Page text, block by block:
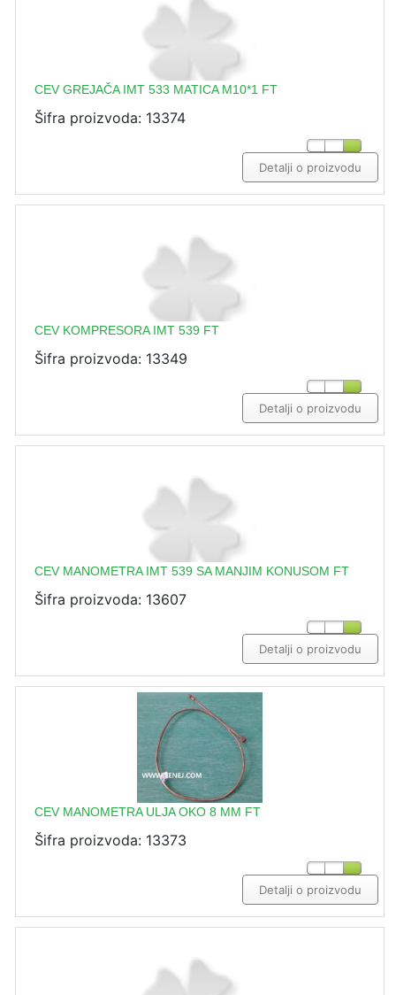
CEV GREJAČA IMT 533 MATICA M10*1 FT
Šifra proizvoda: 13374
Detalji o proizvodu
CEV KOMPRESORA IMT 539 FT
Šifra proizvoda: 13349
Detalji o proizvodu
CEV MANOMETRA IMT 539 SA MANJIM KONUSOM FT
Šifra proizvoda: 13607
Detalji o proizvodu
CEV MANOMETRA ULJA OKO 8 MM FT
Šifra proizvoda: 13373
Detalji o proizvodu